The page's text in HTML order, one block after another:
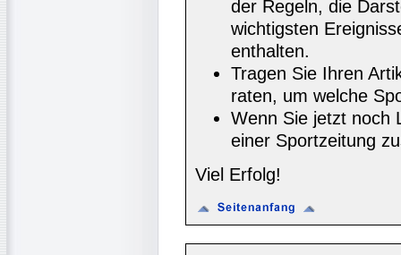
der Regeln, die
wichtigsten
enthalten.
Tragen Sie Ihren
raten, um welche
Wenn Sie jetzt noch
einer Sportzeitung
Viel Erfolg!